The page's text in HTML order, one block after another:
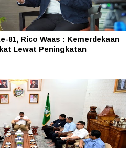
81, Rico Waas : Kemerdekaan
Lewat Peningkatan